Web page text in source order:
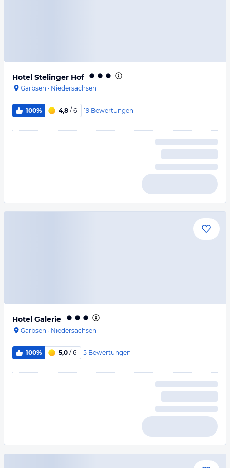
Hotel Stelinger Hof
Garbsen · Niedersachsen
100% 4,8 / 6 19 Bewertungen
Hotel Galerie
Garbsen · Niedersachsen
100% 5,0 / 6 5 Bewertungen